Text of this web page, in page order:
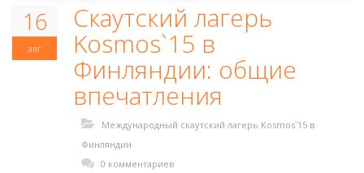
16
авг
Cкаутский лагерь
Kosmos`15 в
Финляндии: общие
впечатления
Международный скаутский лагерь Kosmos`15 в
Финляндии
0 комментариев